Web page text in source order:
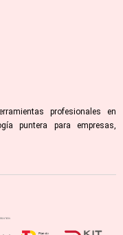
profesionales en
puntera para empresas,